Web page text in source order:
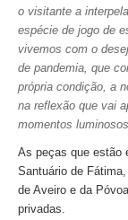
Tour de meio-dia
Tours Temáticos
The Real Lisbon
The Lisbon Walk &
Rota do Azulejo
A Calçada
WineTours
Alentejo com
o visitante a
espécie de jogo de
vivemos com o
de pandemia, que
própria condição, a
na reflexão que vai
momentos
As peças que estão
Santuário de
de Aveiro e da
privadas.